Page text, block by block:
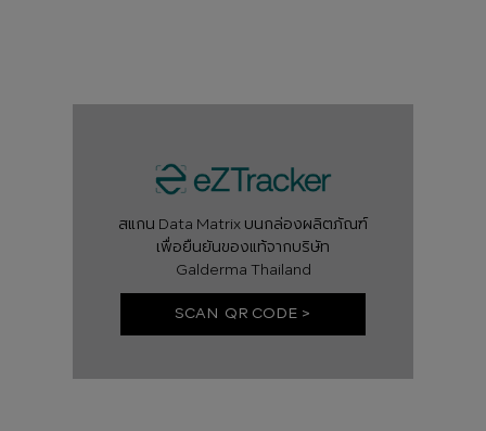
สแกน Data Matrix บนกล่องผลิตภัณฑ์
เพื่อยืนยันของแท้จากบริษัท
Galderma Thailand
SCAN QR CODE >